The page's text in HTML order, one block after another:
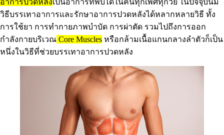
อาการปวดหลังเป็นอาการที่พบได้ในคนทุกเพศทุกวัย ในปัจจุบันมี
วิธีบรรเทาอาการและรักษาอาการปวดหลังได้หลากหลายวิธี ทั้ง
การใช้ยา การทำกายภาพบำบัด การผ่าตัด รวมไปถึงการออก
กำลังกายบริเวณ Core Muscles หรือกล้ามเนื้อแกนกลางลำตัวก็เป็น
หนึ่งในวิธีที่ช่วยบรรเทาอาการปวดหลัง